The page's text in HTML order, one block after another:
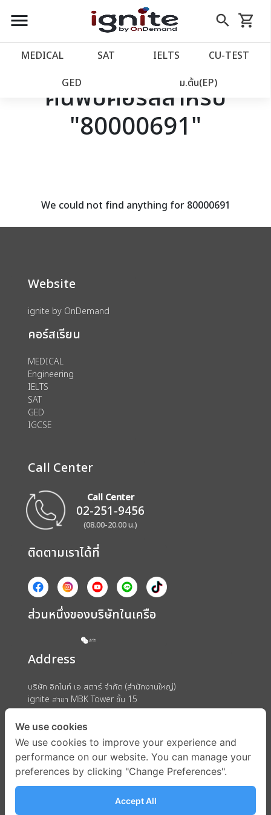
close
account_balance หน้าแรก
เว็บไซต์อิกไนท์
โปรโมชั่น
assignment ลงทะเบียน
menu search
Skip
to
shopping_cart
รถเข็น
MEDICAL SAT IELTS CU‑TEST
GED ม.ต้น(EP)
ค้นพบคอร์สสำหรับ
"80000691"
We could not find anything for 80000691
Website
ignite by OnDemand
คอร์สเรียน
MEDICAL
Engineering
IELTS
SAT
GED
IGCSE
Call Center
Call Center
02-251-9456
(08.00-20.00 น.)
ติดตามเราได้ที่
ส่วนหนึ่งของบริษัทในเครือ
Address
บริษัท อิกไนท์ เอ สตาร์ จำกัด (สำนักงานใหญ่)
ignite สาขา MBK Tower ชั้น 15
ถนนพญาไท แขวงวังใหม่ เขตปทุมวัน กรุงเทพมหานคร 10330
We use cookies
We use cookies to improve your experience and
performance on our website. You can manage your
preferences by clicking "Change Preferences".
Accept All